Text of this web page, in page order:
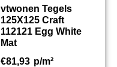
vtwonen Tegels
125X125 Craft
112121 Egg White
Mat
€81,93 p/m²